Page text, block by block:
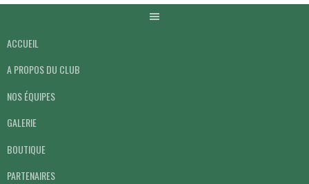
ACCUEIL
A PROPOS DU CLUB
NOS ÉQUIPES
GALERIE
BOUTIQUE
PARTENAIRES